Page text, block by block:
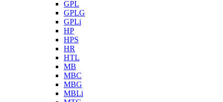
GPL
GPLG
GPLi
HP
HPS
HR
HTL
MB
MBC
MBG
MBLi